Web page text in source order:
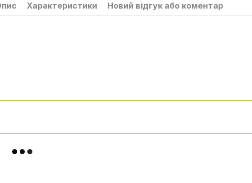
Характеристики Новий відгук або коментар